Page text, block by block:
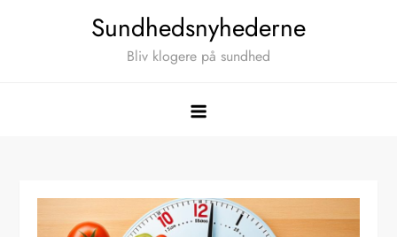
Sundhedsnyhederne
Bliv klogere på sundhed